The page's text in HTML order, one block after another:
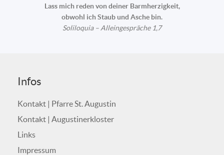
Lass mich reden von deiner Barmherzigkeit,
obwohl ich Staub und Asche bin.
Soliloquia – Alleingespräche 1,7
Infos
Kontakt | Pfarre St. Augustin
Kontakt | Augustinerkloster
Links
Impressum